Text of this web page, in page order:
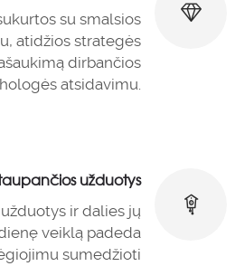
su smalsios
atidžios strategės
dirbančios
atsidavimu.
užduotys
ir dalies jų
veiklą padeda
sumedžioti